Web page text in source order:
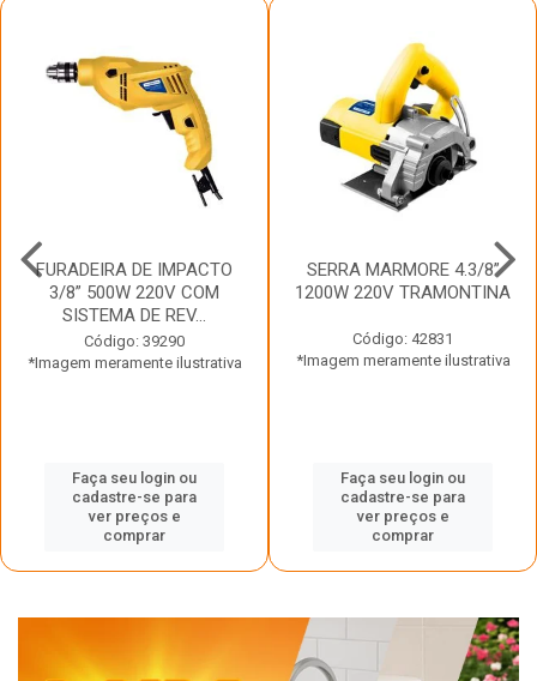
FURADEIRA DE IMPACTO
3/8” 500W 220V COM
SISTEMA DE REV...
Código: 39290
*Imagem meramente ilustrativa
Faça seu login ou
cadastre-se para
ver preços e
comprar
SERRA MARMORE 4.3/8”
1200W 220V TRAMONTINA
Código: 42831
*Imagem meramente ilustrativa
Faça seu login ou
cadastre-se para
ver preços e
comprar